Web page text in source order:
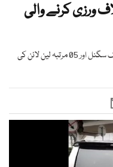
ورزی کرنے والی
ٹریفک پولیس کے مطابق ڈرائیور نے 45 مرتبہ ٹریفک سگنل اور 05 مرتبہ لین لائن کی